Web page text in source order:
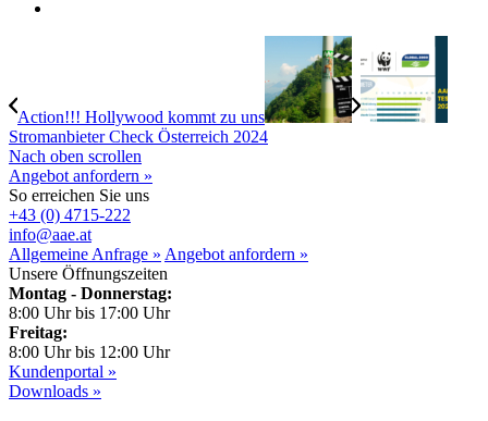
Action!!! Hollywood kommt zu uns
Stromanbieter Check Österreich 2024
Nach oben scrollen
Angebot anfordern »
So erreichen Sie uns
+43 (0) 4715-222
info@aae.at
Allgemeine Anfrage » Angebot anfordern »
Unsere Öffnungszeiten
Montag - Donnerstag:
8:00 Uhr bis 17:00 Uhr
Freitag:
8:00 Uhr bis 12:00 Uhr
Kundenportal »
Downloads »